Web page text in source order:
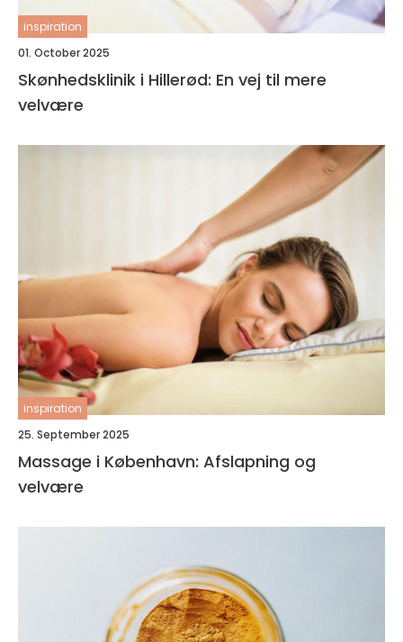
inspiration
01. October 2025
Skønhedsklinik i Hillerød: En vej til mere
velvære
inspiration
25. September 2025
Massage i København: Afslapning og
velvære